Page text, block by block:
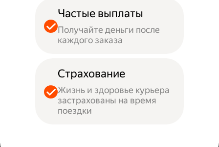
Частые выплаты
Получайте деньги после
каждого заказа
Страхование
Жизнь и здоровье курьера
застрахованы на время
поездки